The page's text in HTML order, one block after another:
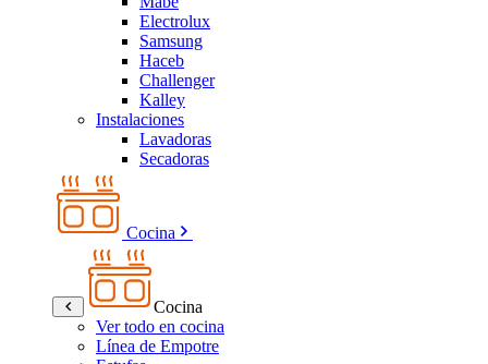
Electrolux
Samsung
Haceb
Challenger
Kalley
Instalaciones
Lavadoras
Secadoras
Cocina
Cocina
Ver todo en cocina
Línea de Empotre